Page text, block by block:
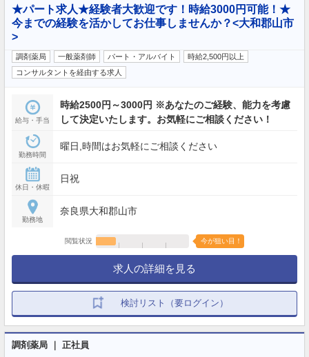
★パート求人★経験者大歓迎です！時給3000円可能！★
今までの経験を活かしてお仕事しませんか？<大和郡山市
>
調剤薬局 一般薬剤師 パート・アルバイト
時給2,500円以上
コンサルタントを経由する求人
給与・手当
時給2500円～3000円 ※あなたのご経験、能力を考慮
して決定いたします。お気軽にご相談ください！
勤務時間
曜日,時間はお気軽にご相談ください
休日・休暇
日祝
勤務地
奈良県大和郡山市
閲覧状況 今が狙い目！
求人の詳細を見る
検討リスト（要ログイン）
調剤薬局 ｜ 正社員